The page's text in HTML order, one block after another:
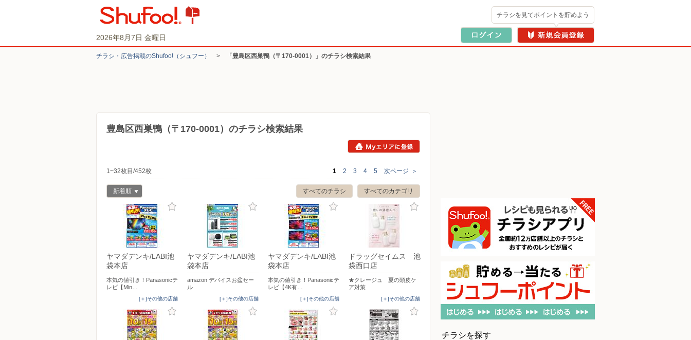
2026年8月7日 金曜日
チラシを見てポイントを貯めよう
チラシ・​広告掲載の​Shufoo!​（シュフー） > 「豊島区西巣鴨（〒170-0001）」のチラシ検索結果
豊島区西巣鴨（〒170-0001）のチラシ検索結果
1~32枚目/452枚 1 2 3 4 5 次ページ ＞
すべてのカテゴリ
すべてのチラシ
新着順
ヤマダデンキ/LABI池
袋本店
本気の値引き！Panasonicテ
レビ【Min…
[＋]その他の店舗
ヤマダデンキ/LABI池
袋本店
amazon デバイスお盆セー
ル
[＋]その他の店舗
ヤマダデンキ/LABI池
袋本店
本気の値引き！Panasonicテ
レビ【4K有…
[＋]その他の店舗
ドラッグセイムス 池
袋西口店
★クレージュ 夏の頭皮ケ
ア対策
[＋]その他の店舗
チラシを探す